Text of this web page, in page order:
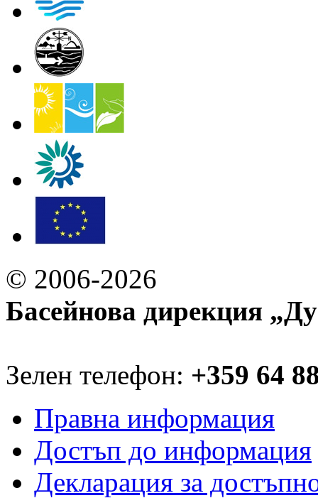
© 2006-2026
Басейнова дирекция
Зелен телефон: +359 64
Правна информация
Достъп до информация
Декларация за